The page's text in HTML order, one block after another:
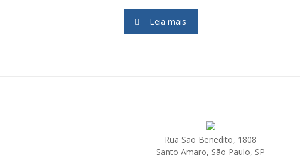
Leia mais
Rua São Benedito, 1808
Santo Amaro, São Paulo, SP